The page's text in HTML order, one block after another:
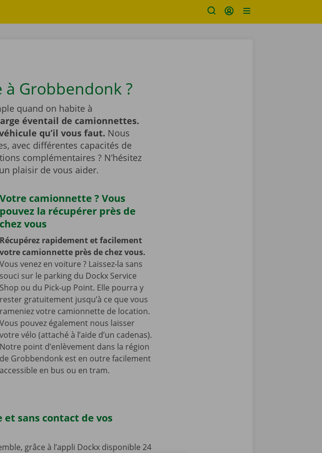
Grobbendonk ?
quand on habite à
éventail de camionnettes.
qu’il vous faut. Nous
avec différentes capacités de
complémentaires ? N’hésitez
plaisir de vous aider.
Votre camionnette ? Vous
pouvez la récupérer près de
chez vous
Récupérez rapidement et facilement
votre camionnette près de chez vous.
Vous venez en voiture ? Laissez-la sans
souci sur le parking du Dockx Service
Shop ou du Pick-up Point. Elle pourra y
rester gratuitement jusqu’à ce que vous
rameniez votre camionnette de location.
Vous pouvez également nous laisser
votre vélo (attaché à l’aide d’un cadenas).
Notre point d’enlèvement dans la région
de Grobbendonk est en outre facilement
accessible en bus ou en tram.
sans contact de vos
grâce à l’appli Dockx disponible 24